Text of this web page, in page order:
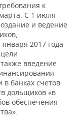
к
С 1 июля
и ведение
2017 года
введение
в банках счетов
дольщиков «в
обеспечения